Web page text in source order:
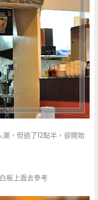
，但過了12點半，卻開始
板上面去參考